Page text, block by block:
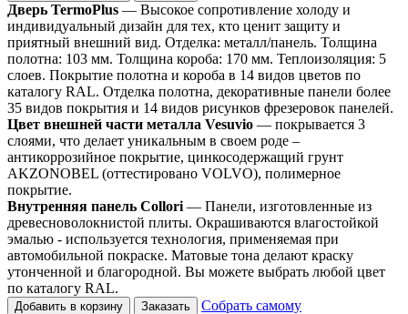
Дверь TermoPlus — Высокое сопротивление холоду и
индивидуальный дизайн для тех, кто ценит защиту и
приятный внешний вид. Отделка: металл/панель. Толщина
полотна: 103 мм. Толщина короба: 170 мм. Теплоизоляция: 5
слоев. Покрытие полотна и короба в 14 видов цветов по
каталогу RAL. Отделка полотна, декоративные панели более
35 видов покрытия и 14 видов рисунков фрезеровок панелей.
Цвет внешней части металла Vesuvio — покрывается 3
слоями, что делает уникальным в своем роде –
антикоррозийное покрытие, цинкосодержащий грунт
AKZONOBEL (оттестировано VOLVO), полимерное
покрытие.
Внутренняя панель Collori — Панели, изготовленные из
древесноволокнистой плиты. Окрашиваются влагостойкой
эмалью - используется технология, применяемая при
автомобильной покраске. Матовые тона делают краску
утонченной и благородной. Вы можете выбрать любой цвет
по каталогу RAL.
Добавить в корзину Заказать
Собрать самому